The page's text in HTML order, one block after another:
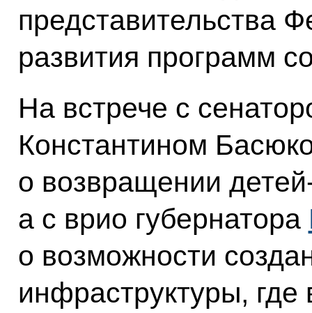
представительства
развития программ
На встрече с
Константином
о возвращении
а с врио губернатора
о возможности
инфраструктуры,